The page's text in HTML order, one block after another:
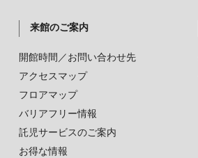
来館のご案内
開館時間／お問い合わせ先
アクセスマップ
フロアマップ
バリアフリー情報
託児サービスのご案内
お得な情報